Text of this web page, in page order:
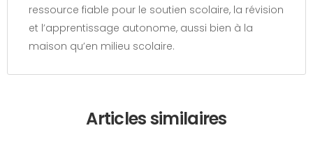
ressource fiable pour le soutien scolaire, la révision
et l’apprentissage autonome, aussi bien à la
maison qu’en milieu scolaire.
Articles similaires